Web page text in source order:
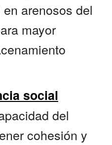
arenosos del
mayor
social
del
cohesión y